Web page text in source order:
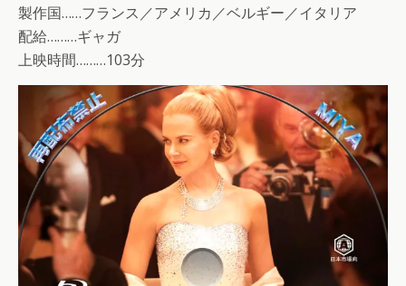
製作国……フランス／アメリカ／ベルギー／イタリア
配給………ギャガ
上映時間………103分